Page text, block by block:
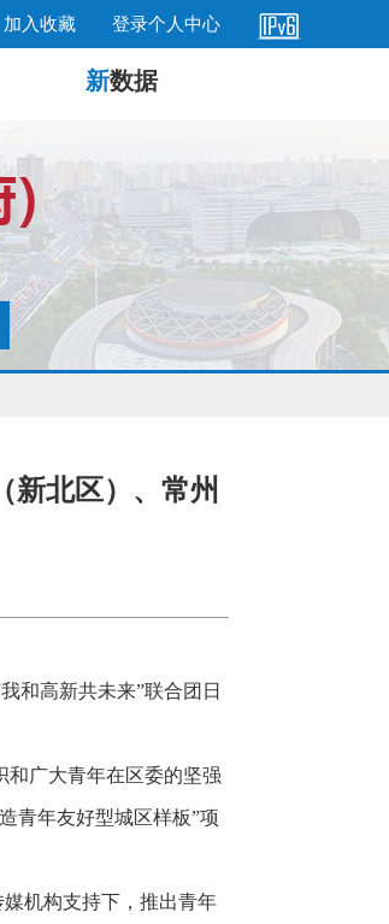
加入收藏 登录个人中心
新数据
新北区）、常州
和高新共未来”联合团日
和广大青年在区委的坚强
青年友好型城区样板”项
机构支持下，推出青年